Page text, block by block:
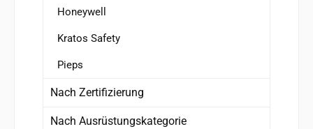
Honeywell
Kratos Safety
Pieps
Nach Zertifizierung
Nach Ausrüstungskategorie